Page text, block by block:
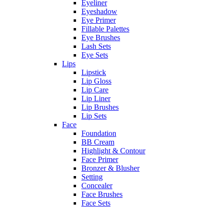
Eyeliner
Eyeshadow
Eye Primer
Fillable Palettes
Eye Brushes
Lash Sets
Eye Sets
Lips
Lipstick
Lip Gloss
Lip Care
Lip Liner
Lip Brushes
Lip Sets
Face
Foundation
BB Cream
Highlight & Contour
Face Primer
Bronzer & Blusher
Setting
Concealer
Face Brushes
Face Sets